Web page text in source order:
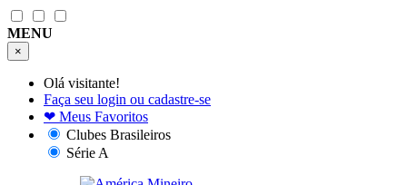
MENU
×
Olá visitante!
Faça seu login ou cadastre-se
❤ Meus Favoritos
Clubes Brasileiros
Série A